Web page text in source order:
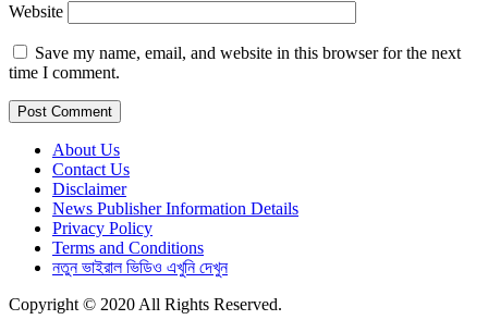
Website
Save my name, email, and website in this browser for the next
time I comment.
About Us
Contact Us
Disclaimer
News Publisher Information Details
Privacy Policy
Terms and Conditions
নতুন ভাইরাল ভিডিও এখুনি দেখুন
Copyright © 2020 All Rights Reserved.